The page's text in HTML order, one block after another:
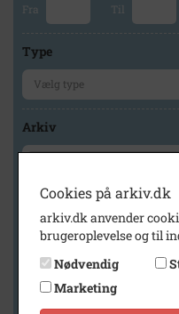
Fra Til
Type
Arkiv
Geografi
Generelt
Cookies på arkiv.dk
arkiv.dk anvender
brugeroplevelse og til
Nødvendig
Marketing